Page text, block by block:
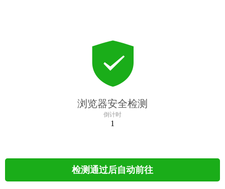
浏览器安全检测
倒计时
1
检测通过后自动前往